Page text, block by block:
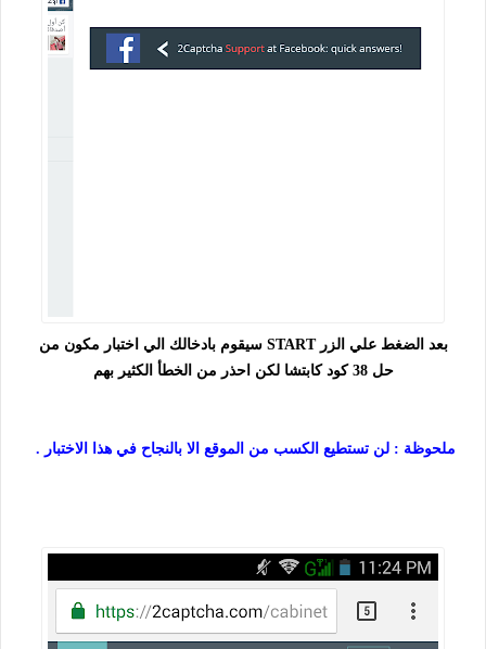
بعد الضغط علي الزر START سيقوم بادخالك الي اختبار مكون من
حل 38 كود كابتشا لكن احذر من الخطأ الكثير بهم
ملحوظة : لن تستطيع الكسب من الموقع الا بالنجاح في هذا الاختبار .